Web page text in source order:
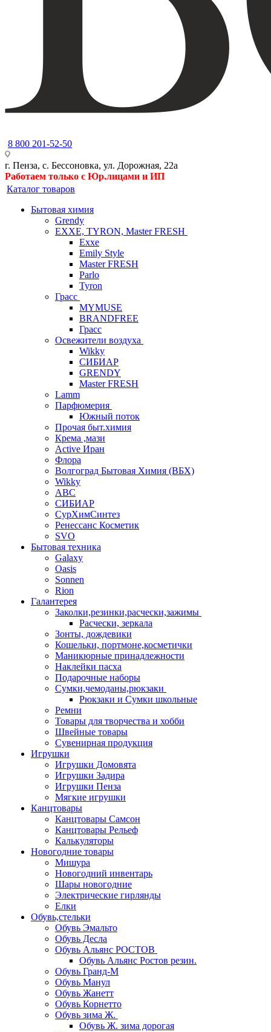
8 800 201-52-50
г. Пенза, с. Бессоновка, ул. Дорожная, 22а
Работаем только с Юр.лицами и ИП
Каталог товаров
Бытовая химия
Grendy
EXXE, TYRON, Master FRESH
Exxe
Emily Style
Master FRESH
Parlo
Tyron
Грасс
MYMUSE
BRANDFREE
Грасс
Освежители воздуха
Wikky
СИБИАР
GRENDY
Master FRESH
Lamm
Парфюмерия
Южный поток
Прочая быт.химия
Крема ,мази
Аctive Иран
Флора
Волгоград Бытовая Химия (ВБХ)
Wikky
АВС
СИБИАР
СурХимСинтез
Ренессанс Косметик
SVO
Бытовая техника
Galaxy
Oasis
Sonnen
Rion
Галантерея
Заколки,резинки,расчески,зажимы
Расчески, зеркала
Зонты, дождевики
Кошельки, портмоне,косметички
Маникюрные принадлежности
Наклейки пасха
Подарочные наборы
Сумки,чемоданы,рюкзаки
Рюкзаки и Сумки школьные
Ремни
Товары для творчества и хобби
Швейные товары
Сувенирная продукция
Игрушки
Игрушки Домовята
Игрушки Задира
Игрушки Пенза
Мягкие игрушки
Канцтовары
Канцтовары Самсон
Канцтовары Рельеф
Калькуляторы
Новогодние товары
Мишура
Новогодний инвентарь
Шары новогодние
Электрические гирлянды
Елки
Обувь,стельки
Обувь Эмальто
Обувь Десла
Обувь Альянс РОСТОВ
Обувь Альянс Ростов резин.
Обувь Гранд-М
Обувь Манул
Обувь Жанетт
Обувь Корнетто
Обувь зима Ж.
Обувь Ж. зима дорогая